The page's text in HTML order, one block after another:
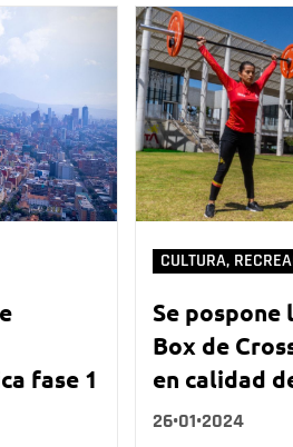
fase 1
CULTURA,
Se pospone
Box de
en calidad
26•01•2024